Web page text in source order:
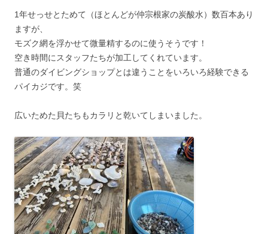
1年せっせとためて（ほとんどが仲宗根家の炭酸水）数百本あり
ますが、
モズク網を浮かせて微量精するのに使うそうです！
空き時間にスタッフたちが加工してくれています。
普通のダイビングショップとは違うことをいろいろ経験できる
パイカジです。笑
広いためた貝たちもカラリと乾いてしまいました。